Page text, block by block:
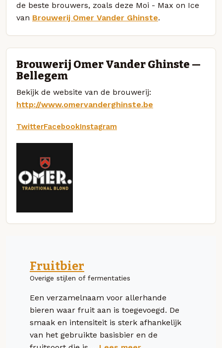
de beste brouwers, zoals deze Moi - Max on Ice
van Brouwerij Omer Vander Ghinste.
Brouwerij Omer Vander Ghinste —
Bellegem
Bekijk de website van de brouwerij:
http://www.omervanderghinste.be
TwitterFacebookInstagram
Fruitbier
Overige stijlen of fermentaties
Een verzamelnaam voor allerhande
bieren waar fruit aan is toegevoegd. De
smaak en intensiteit is sterk afhankelijk
van het gebruikte basisbier en de